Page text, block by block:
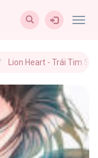
Lion Heart - Trái Tim Sư